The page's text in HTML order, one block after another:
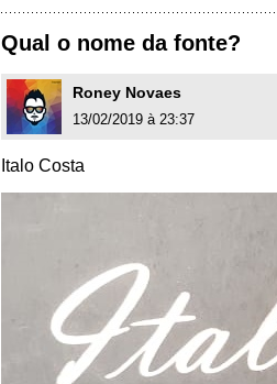
Qual o nome da fonte?
Roney Novaes
13/02/2019 à 23:37
Italo Costa